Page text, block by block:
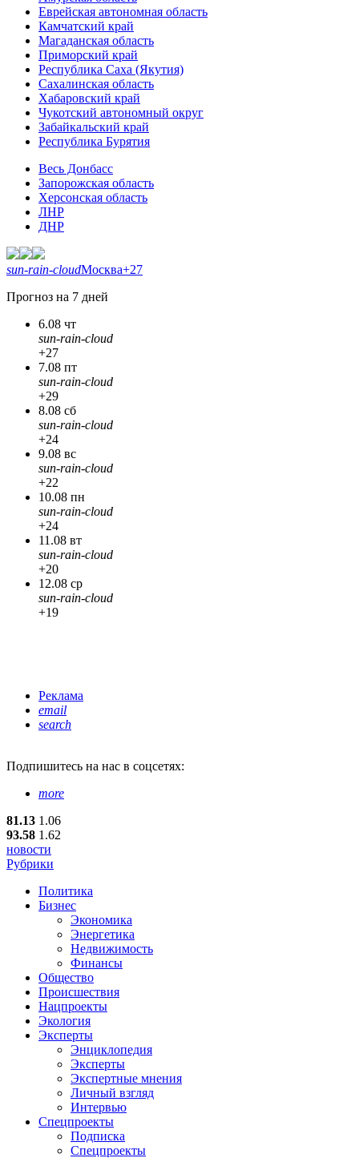
Еврейская автономная область
Камчатский край
Магаданская область
Приморский край
Республика Саха (Якутия)
Сахалинская область
Хабаровский край
Чукотский автономный округ
Забайкальский край
Республика Бурятия
Весь Донбасс
Запорожская область
Херсонская область
ЛНР
ДНР
sun-rain-cloudМосква+27
Прогноз на 7 дней
6.08 чт
sun-rain-cloud
+27
7.08 пт
sun-rain-cloud
+29
8.08 сб
sun-rain-cloud
+24
9.08 вс
sun-rain-cloud
+22
10.08 пн
sun-rain-cloud
+24
11.08 вт
sun-rain-cloud
+20
12.08 ср
sun-rain-cloud
+19
Реклама
email
search
Подпишитесь на нас в соцсетях:
more
81.13 1.06
93.58 1.62
новости
Рубрики
Политика
Бизнес
Экономика
Энергетика
Недвижимость
Финансы
Общество
Происшествия
Нацпроекты
Экология
Эксперты
Энциклопедия
Эксперты
Экспертные мнения
Личный взгляд
Интервью
Спецпроекты
Подписка
Спецпроекты